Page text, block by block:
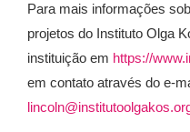
Para mais informações
projetos do Instituto Olga
instituição em https://
em contato através do e-